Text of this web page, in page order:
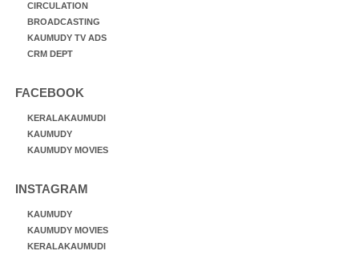
CIRCULATION
BROADCASTING
KAUMUDY TV ADS
CRM DEPT
FACEBOOK
KERALAKAUMUDI
KAUMUDY
KAUMUDY MOVIES
INSTAGRAM
KAUMUDY
KAUMUDY MOVIES
KERALAKAUMUDI